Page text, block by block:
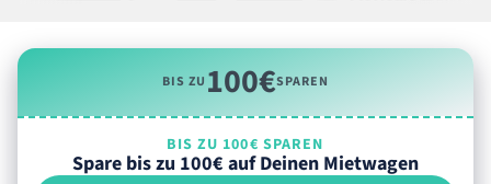
BIS ZU100€SPAREN
BIS ZU 100€ SPAREN
Spare bis zu 100€ auf Deinen Mietwagen